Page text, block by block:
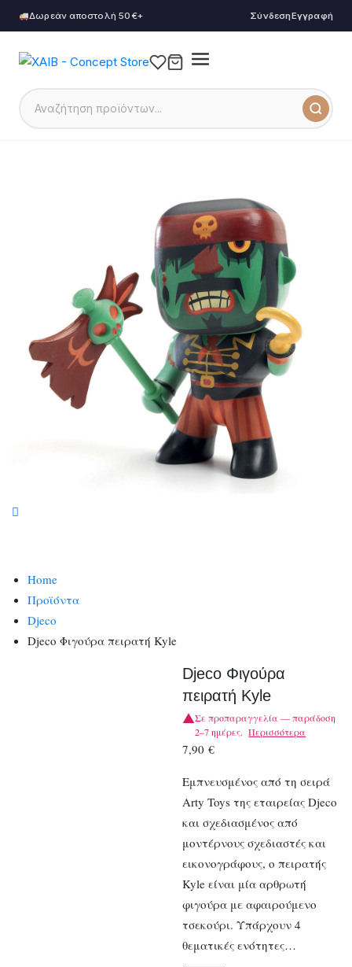
Δωρεάν αποστολή 50€+ ΣύνδεσηΕγγραφή
Home
Προϊόντα
Djeco
Djeco Φιγούρα πειρατή Kyle
Djeco Φιγούρα
πειρατή Kyle
Σε προπαραγγελία — παράδοση
2–7 ημέρες. Περισσότερα
7,90€
Εμπνευσμένος από τη σειρά
Arty Toys της εταιρείας Djeco
και σχεδιασμένος από
μοντέρνους σχεδιαστές και
εικονογράφους, ο πειρατής
Kyle είναι μία αρθρωτή
φιγούρα με αφαιρούμενο
τσεκούρι. Υπάρχουν 4
θεματικές ενότητες…